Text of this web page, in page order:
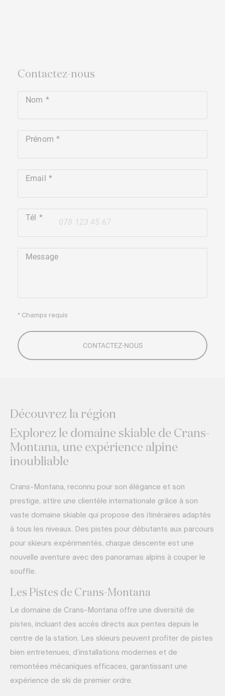
Contactez-nous
Nom
Prénom
Email
+41
Tél
Message
* Champs requis
Découvrez la région
Explorez le domaine skiable de Crans-
Montana, une expérience alpine
inoubliable
Crans-Montana, reconnu pour son élégance et son
prestige, attire une clientèle internationale grâce à son
vaste domaine skiable qui propose des itinéraires adaptés
à tous les niveaux. Des pistes pour débutants aux parcours
pour skieurs expérimentés, chaque descente est une
nouvelle aventure avec des panoramas alpins à couper le
souffle.
Les Pistes de Crans-Montana
Le domaine de Crans-Montana offre une diversité de
pistes, incluant des accès directs aux pentes depuis le
centre de la station. Les skieurs peuvent profiter de pistes
bien entretenues, d’installations modernes et de
remontées mécaniques efficaces, garantissant une
expérience de ski de premier ordre.